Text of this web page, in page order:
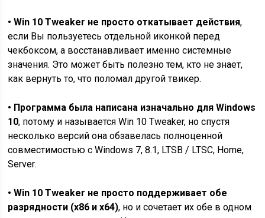
• Win 10 Tweaker не просто откатывает действия,
если Вы пользуетесь отдельной иконкой перед
чекбоксом, а восстанавливает именно системные
значения. Это может быть полезно тем, кто не знает,
как вернуть то, что поломал другой твикер.
• Программа была написана изначально для Windows
10, потому и называется Win 10 Tweaker, но спустя
несколько версий она обзавелась полноценной
совместимостью с Windows 7, 8.1, LTSB / LTSC, Home,
Server.
• Win 10 Tweaker не просто поддерживает обе
разрядности (x86 и x64), но и сочетает их обе в одном